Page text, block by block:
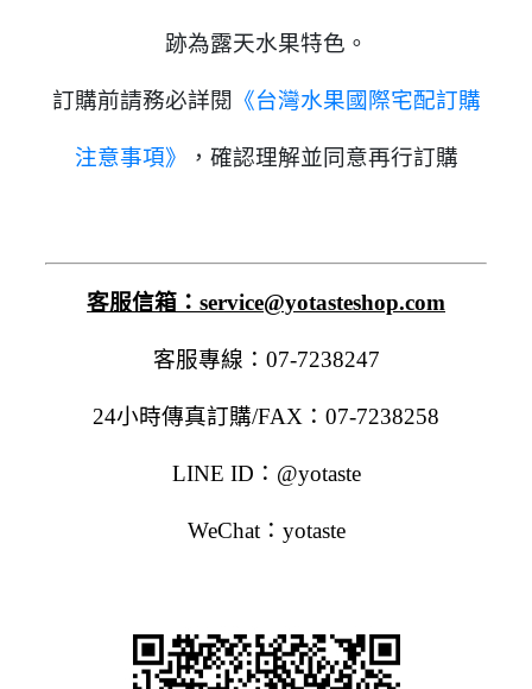
跡為露天水果特色。
訂購前請務必詳閱 《台灣水果國際宅配訂購
注意事項》 ，確認理解並同意再行訂購
客服信箱： service@yotasteshop.com
客服專線： 07-7238247
24小時傳真訂購/FAX ： 07-7238258
LINE ID ： @yotaste
WeChat： yotaste